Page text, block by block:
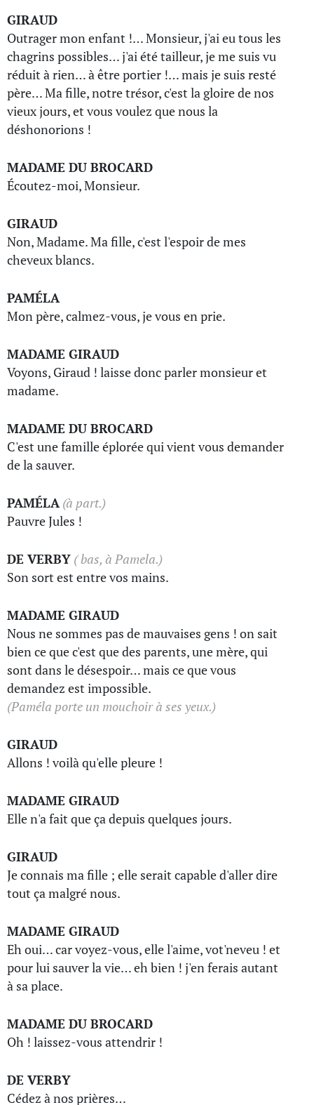
GIRAUD
Outrager mon enfant !… Monsieur, j'ai eu tous les
chagrins possibles… j'ai été tailleur, je me suis vu
réduit à rien… à être portier !… mais je suis resté
père… Ma fille, notre trésor, c'est la gloire de nos
vieux jours, et vous voulez que nous la
déshonorions !
MADAME DU BROCARD
Écoutez-moi, Monsieur.
GIRAUD
Non, Madame. Ma fille, c'est l'espoir de mes
cheveux blancs.
PAMÉLA
Mon père, calmez-vous, je vous en prie.
MADAME GIRAUD
Voyons, Giraud ! laisse donc parler monsieur et
madame.
MADAME DU BROCARD
C'est une famille éplorée qui vient vous demander
de la sauver.
PAMÉLA(à part.)
Pauvre Jules !
DE VERBY ( bas, à Pamela.)
Son sort est entre vos mains.
MADAME GIRAUD
Nous ne sommes pas de mauvaises gens ! on sait
bien ce que c'est que des parents, une mère, qui
sont dans le désespoir… mais ce que vous
demandez est impossible.
(Paméla porte un mouchoir à ses yeux.)
GIRAUD
Allons ! voilà qu'elle pleure !
MADAME GIRAUD
Elle n'a fait que ça depuis quelques jours.
GIRAUD
Je connais ma fille ; elle serait capable d'aller dire
tout ça malgré nous.
MADAME GIRAUD
Eh oui… car voyez-vous, elle l'aime, vot'neveu ! et
pour lui sauver la vie… eh bien ! j'en ferais autant
à sa place.
MADAME DU BROCARD
Oh ! laissez-vous attendrir !
DE VERBY
Cédez à nos prières…